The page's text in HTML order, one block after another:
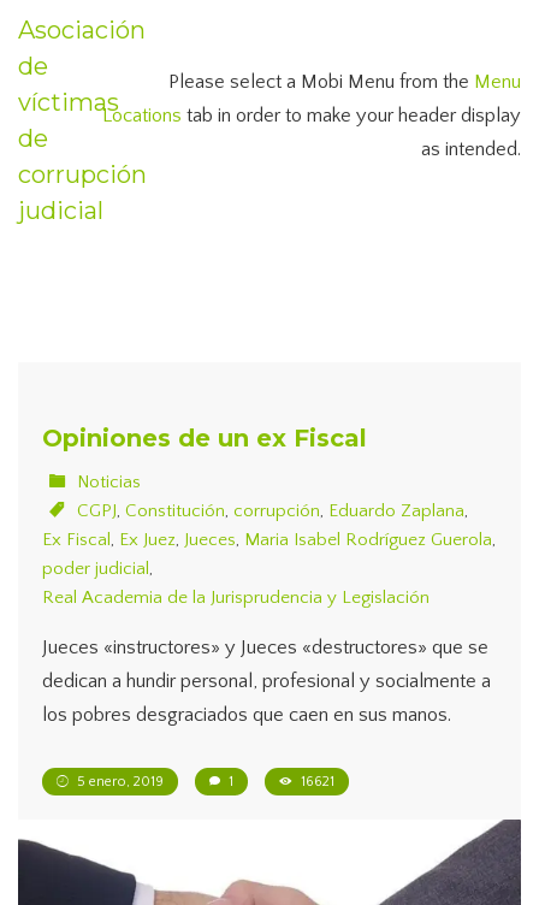
Asociación
de
víctimas
de
corrupción
judicial
Please select a Mobi Menu from the Menu
Locations tab in order to make your header display
as intended.
Opiniones de un ex Fiscal
Noticias
CGPJ, Constitución, corrupción, Eduardo Zaplana,
Ex Fiscal , Ex Juez, Jueces, Maria Isabel Rodríguez Guerola,
poder judicial ,
Real Academia de la Jurisprudencia y Legislación
Jueces «instructores» y Jueces «destructores» que se
dedican a hundir personal, profesional y socialmente a
los pobres desgraciados que caen en sus manos.
5 enero, 2019 1 16621